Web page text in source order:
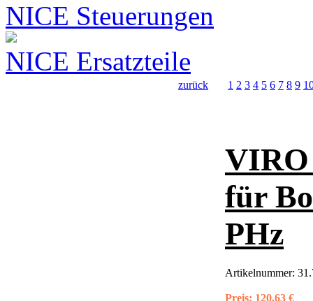
NICE Steuerungen
NICE Ersatzteile
zurück 1 2 3 4 5 6 7 8 9
VIRO
für
PHz
Artikelnummer:
Preis: 120,63 €